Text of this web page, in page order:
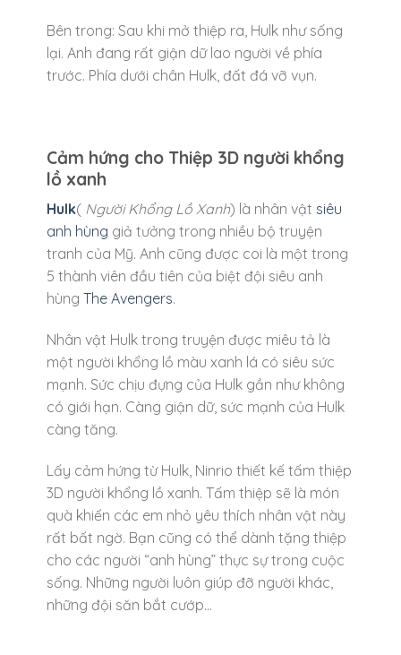
Bên trong: Sau khi mở thiệp ra, Hulk như sống
lại. Anh đang rất giận dữ lao người về phía
trước. Phía dưới chân Hulk, đất đá vỡ vụn.
Cảm hứng cho Thiệp 3D người khổng
lồ xanh
Hulk(Người Khổng Lồ Xanh) là nhân vật siêu
anh hùng giả tưởng trong nhiều bộ truyện
tranh của Mỹ. Anh cũng được coi là một trong
5 thành viên đầu tiên của biệt đội siêu anh
hùng The Avengers.
Nhân vật Hulk trong truyện được miêu tả là
một người khổng lồ màu xanh lá có siêu sức
mạnh. Sức chịu đựng của Hulk gần như không
có giới hạn. Càng giận dữ, sức mạnh của Hulk
càng tăng.
Lấy cảm hứng từ Hulk, Ninrio thiết kế tấm thiệp
3D người khổng lồ xanh. Tấm thiệp sẽ là món
quà khiến các em nhỏ yêu thích nhân vật này
rất bất ngờ. Bạn cũng có thể dành tặng thiệp
cho các người “anh hùng” thực sự trong cuộc
sống. Những người luôn giúp đỡ người khác,
những đội săn bắt cướp…